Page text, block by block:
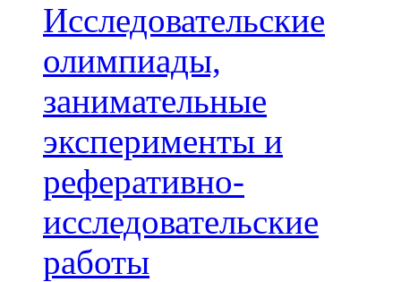
Исследовательские
олимпиады,
занимательные
эксперименты и
реферативно-
исследовательские
работы